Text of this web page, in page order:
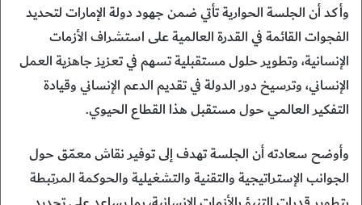
وأكد أن الجلسة الحوارية تأتي ضمن جهود دولة الإمارات لتحديد
الفجوات القائمة في القدرة العالمية على استشراف الأزمات
الإنسانية، وتطوير حلول مستقبلية تسهم في تعزيز جاهزية العمل
الإنساني، وترسيخ دور الدولة في تقديم الدعم الإنساني وقيادة
التفكير العالمي حول مستقبل هذا القطاع الحيوي.
وأوضح سعادته أن الجلسة تهدف إلى توفير نقاش معمّق حول
الجوانب الإستراتيجية والتقنية والتشغيلية والحوكمة المرتبطة